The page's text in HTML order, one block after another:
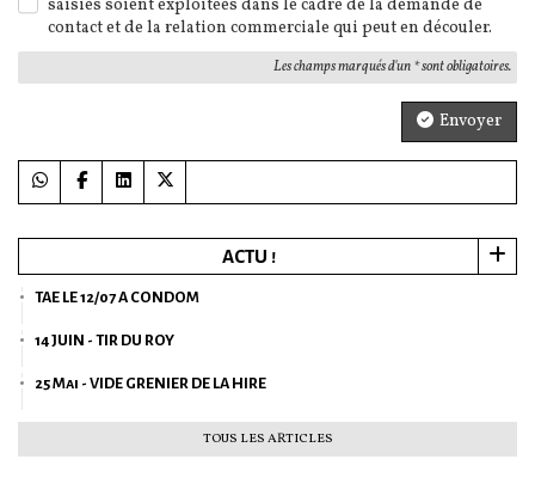
saisies soient exploitées dans le cadre de la demande de
contact et de la relation commerciale qui peut en découler.
Les champs marqués d'un * sont obligatoires.
Envoyer
ACTU !
TAE LE 12/07 A CONDOM
14 JUIN - TIR DU ROY
25 Mai - VIDE GRENIER DE LA HIRE
TOUS LES ARTICLES